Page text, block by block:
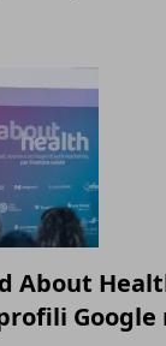
About
Google